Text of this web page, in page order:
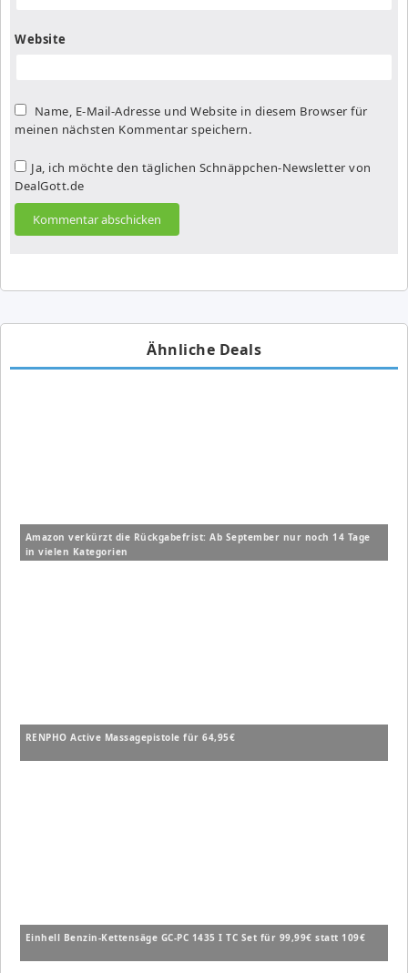
Website
Name, E-Mail-Adresse und Website in diesem Browser für
meinen nächsten Kommentar speichern.
Ja, ich möchte den täglichen Schnäppchen-Newsletter von
DealGott.de
Ähnliche Deals
Amazon verkürzt die Rückgabefrist: Ab September nur noch 14 Tage
in vielen Kategorien
RENPHO Active Massagepistole für 64,95€
Einhell Benzin-Kettensäge GC-PC 1435 I TC Set für 99,99€ statt 109€